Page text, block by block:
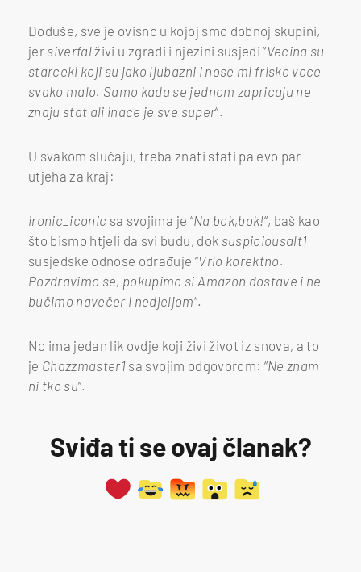
Doduše, sve je ovisno u kojoj smo dobnoj skupini,
jer siverfalživi u zgradi i njezini susjedi “Vecina su
starceki koji su jako ljubazni i nose mi frisko voce
svako malo. Samo kada se jednom zapricaju ne
znaju stat ali inace je sve super“.
U svakom slučaju, treba znati stati pa evo par
utjeha za kraj:
ironic_iconic sa svojima je “Na bok,bok!“, baš kao
što bismo htjeli da svi budu, dok suspiciousalt1
susjedske odnose odrađuje “Vrlo korektno.
Pozdravimo se, pokupimo si Amazon dostave i ne
bučimo navečer i nedjeljom“.
No ima jedan lik ovdje koji živi život iz snova, a to
je Chazzmaster1 sa svojim odgovorom: “Ne znam
ni tko su“.
Sviđa ti se ovaj članak?